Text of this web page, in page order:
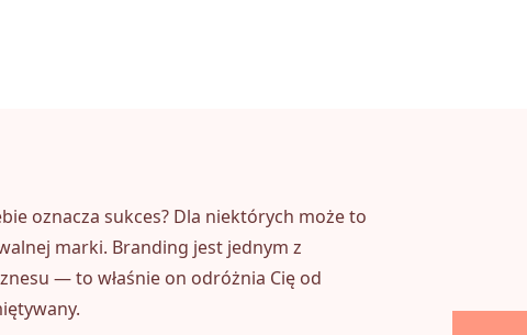
oznacza sukces? Dla niektórych może to
marki. Branding jest jednym z
— to właśnie on odróżnia Cię od